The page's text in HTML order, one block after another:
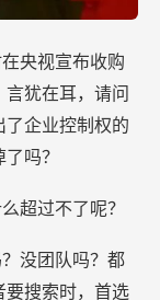
央视宣布收购
犹在耳，请问
了企业控制权的
吗？
超过不了呢？
没团队吗？都
要搜索时，首选